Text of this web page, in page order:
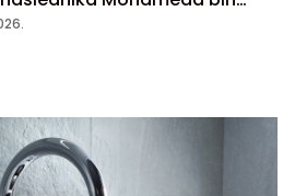
za zajedničku vojnu akciju